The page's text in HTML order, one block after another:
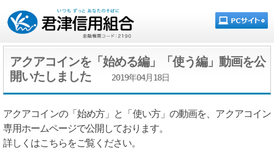
アクアコインを「始める編」「使う編」動画を公
開いたしました
2019年04月18日
アクアコインの「始め方」と「使い方」の動画を、アクアコイン
専用ホームページで公開しております。
詳しくはこちらをご覧ください。